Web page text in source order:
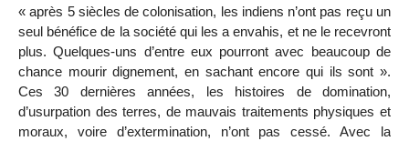
« après 5 siècles de colonisation, les indiens n’ont pas reçu un
seul bénéfice de la société qui les a envahis, et ne le recevront
plus. Quelques-uns d’entre eux pourront avec beaucoup de
chance mourir dignement, en sachant encore qui ils sont ».
Ces 30 dernières années, les histoires de domination,
d’usurpation des terres, de mauvais traitements physiques et
moraux, voire d’extermination, n’ont pas cessé. Avec la